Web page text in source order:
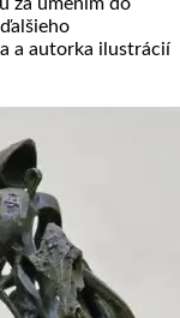
a autorka ilustrácií